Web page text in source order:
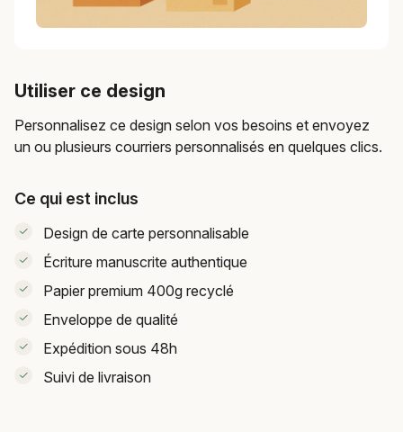
Utiliser ce design
Personnalisez ce design selon vos besoins et envoyez
un ou plusieurs courriers personnalisés en quelques clics.
Ce qui est inclus
Design de carte personnalisable
Écriture manuscrite authentique
Papier premium 400g recyclé
Enveloppe de qualité
Expédition sous 48h
Suivi de livraison